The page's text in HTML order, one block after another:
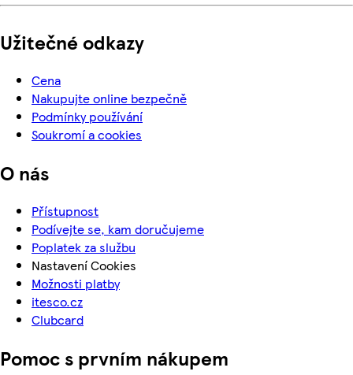
Užitečné odkazy
Cena
Nakupujte online bezpečně
Podmínky používání
Soukromí a cookies
O nás
Přístupnost
Podívejte se, kam doručujeme
Poplatek za službu
Nastavení Cookies
Možnosti platby
itesco.cz
Clubcard
Pomoc s prvním nákupem